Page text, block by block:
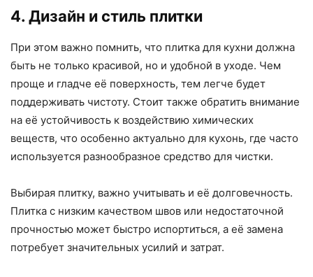
4. Дизайн и стиль плитки
При этом важно помнить, что плитка для кухни должна
быть не только красивой, но и удобной в уходе. Чем
проще и гладче её поверхность, тем легче будет
поддерживать чистоту. Стоит также обратить внимание
на её устойчивость к воздействию химических
веществ, что особенно актуально для кухонь, где часто
используется разнообразное средство для чистки.
Выбирая плитку, важно учитывать и её долговечность.
Плитка с низким качеством швов или недостаточной
прочностью может быстро испортиться, а её замена
потребует значительных усилий и затрат.